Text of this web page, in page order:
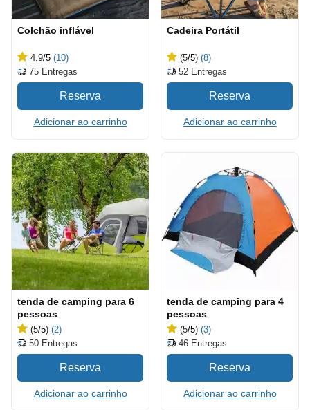
Colchão inflável
4.9/5 (10)
75 Entregas
Adicionar ao carrinho
Cadeira Portátil
(5/5) (8)
52 Entregas
Adicionar ao carrinho
tenda de camping para 6
pessoas
(5/5) (2)
50 Entregas
Adicionar ao carrinho
tenda de camping para 4
pessoas
(5/5) (3)
46 Entregas
Adicionar ao carrinho